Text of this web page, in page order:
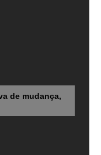
de mudança,